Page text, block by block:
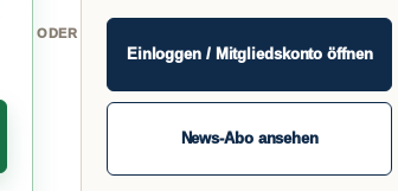
ODER
Einloggen / Mitgliedskonto öffnen
News-Abo ansehen